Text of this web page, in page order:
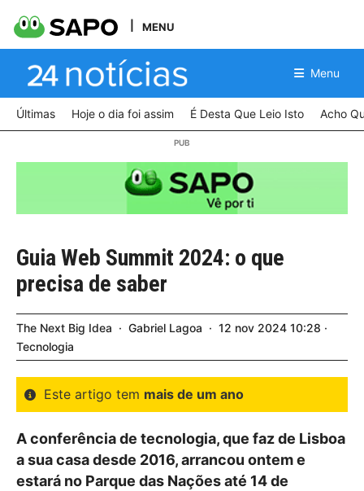
MENU
Menu
Últimas Hoje o dia foi assim É Desta Que Leio Isto Acho
Guia Web Summit 2024: o que
precisa de saber
The Next Big Idea Gabriel Lagoa 12 nov 2024 10:28
Tecnologia
Este artigo tem mais de um ano
A conferência de tecnologia, que faz de Lisboa
a sua casa desde 2016, arrancou ontem e
estará no Parque das Nações até 14 de